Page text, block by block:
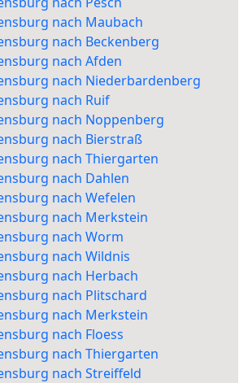
nach Maubach
nach Beckenberg
nach Afden
nach Niederbardenberg
nach Ruif
nach Noppenberg
nach Bierstraß
nach Thiergarten
nach Dahlen
nach Wefelen
nach Merkstein
nach Worm
nach Wildnis
nach Herbach
nach Plitschard
nach Merkstein
nach Floess
nach Thiergarten
nach Streiffeld